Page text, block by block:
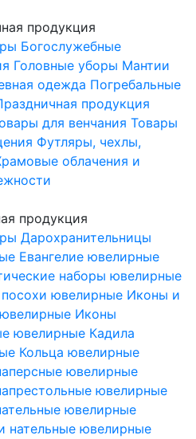
продукция
Богослужебные
Головные уборы Мантии
одежда Погребальные
продукция
для венчания Товары
Футляры, чехлы,
облачения и
продукция
Дарохранительницы
Евангелие ювелирные
наборы ювелирные
ювелирные Иконы и
Иконы
ювелирные Кадила
Кольца ювелирные
ювелирные
ювелирные
ювелирные
нательные ювелирные